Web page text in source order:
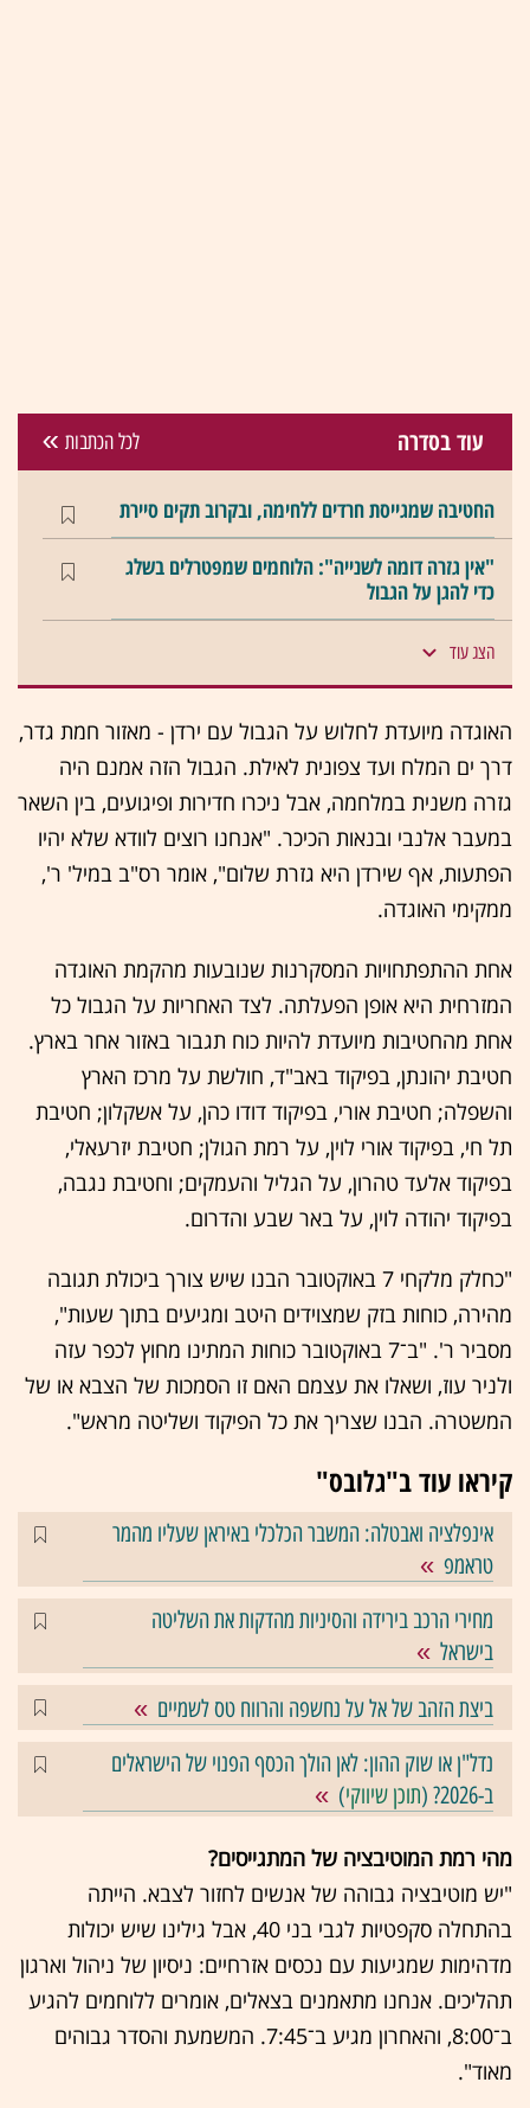
עוד בסדרה לכל הכתבות
החטיבה שמגייסת חרדים ללחימה, ובקרוב תקים סיירת
"אין גזרה דומה לשנייה": הלוחמים שמפטרלים בשלג
כדי להגן על הגבול
הצג עוד
האוגדה מיועדת לחלוש על הגבול עם ירדן - מאזור חמת גדר,
דרך ים המלח ועד צפונית לאילת. הגבול הזה אמנם היה
גזרה משנית במלחמה, אבל ניכרו חדירות ופיגועים, בין השאר
במעבר אלנבי ובנאות הכיכר. "אנחנו רוצים לוודא שלא יהיו
הפתעות, אף שירדן היא גזרת שלום", אומר רס"ב במיל' ר',
ממקימי האוגדה.
אחת ההתפתחויות המסקרנות שנובעות מהקמת האוגדה
המזרחית היא אופן הפעלתה. לצד האחריות על הגבול כל
אחת מהחטיבות מיועדת להיות כוח תגבור באזור אחר בארץ.
חטיבת יהונתן, בפיקוד באב"ד, חולשת על מרכז הארץ
והשפלה; חטיבת אורי, בפיקוד דודו כהן, על אשקלון; חטיבת
תל חי, בפיקוד אורי לוין, על רמת הגולן; חטיבת יזרעאלי,
בפיקוד אלעד טהרון, על הגליל והעמקים; וחטיבת נגבה,
בפיקוד יהודה לוין, על באר שבע והדרום.
"כחלק מלקחי 7 באוקטובר הבנו שיש צורך ביכולת תגובה
מהירה, כוחות בזק שמצוידים היטב ומגיעים בתוך שעות",
מסביר ר'. "ב־7 באוקטובר כוחות המתינו מחוץ לכפר עזה
ולניר עוז, ושאלו את עצמם האם זו הסמכות של הצבא או של
המשטרה. הבנו שצריך את כל הפיקוד ושליטה מראש".
קיראו עוד ב"גלובס"
אינפלציה ואבטלה: המשבר הכלכלי באיראן שעליו מהמר
טראמפ
מחירי הרכב בירידה והסיניות מהדקות את השליטה
בישראל
ביצת הזהב של אל על נחשפה והרווח טס לשמיים
נדל"ן או שוק ההון: לאן הולך הכסף הפנוי של הישראלים
ב-2026? (
תוכן שיווקי)
מהי רמת המוטיבציה של המתגייסים?
"יש מוטיבציה גבוהה של אנשים לחזור לצבא. הייתה
בהתחלה סקפטיות לגבי בני 40, אבל גילינו שיש יכולות
מדהימות שמגיעות עם נכסים אזרחיים: ניסיון של ניהול וארגון
תהליכים. אנחנו מתאמנים בצאלים, אומרים ללוחמים להגיע
ב־8:00, והאחרון מגיע ב־7:45. המשמעת והסדר גבוהים
מאוד".